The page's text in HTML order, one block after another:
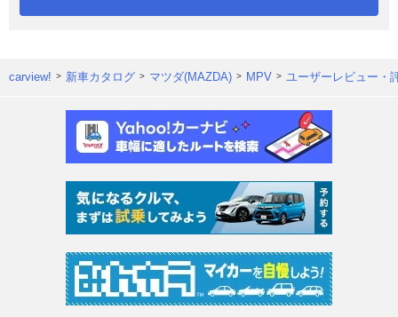
carview! 新車カタログ マツダ(MAZDA) MPV ユーザーレビュー・